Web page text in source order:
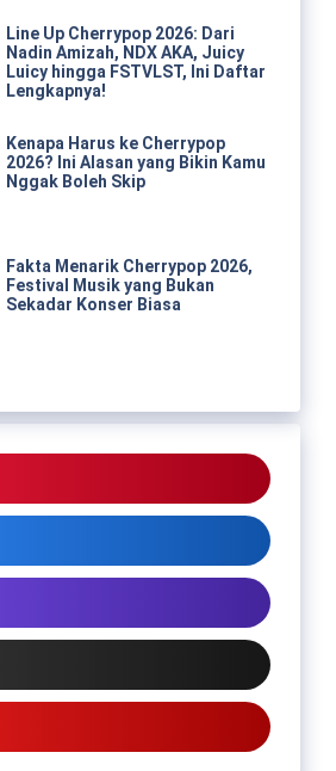
Line Up Cherrypop 2026: Dari
Nadin Amizah, NDX AKA, Juicy
Luicy hingga FSTVLST, Ini Daftar
Lengkapnya!
Kenapa Harus ke Cherrypop
2026? Ini Alasan yang Bikin Kamu
Nggak Boleh Skip
Fakta Menarik Cherrypop 2026,
Festival Musik yang Bukan
Sekadar Konser Biasa